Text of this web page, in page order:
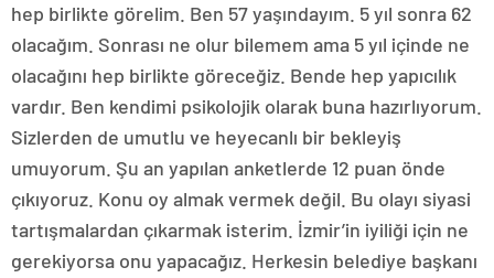
hep birlikte görelim. Ben 57 yaşındayım. 5 yıl sonra 62
olacağım. Sonrası ne olur bilemem ama 5 yıl içinde ne
olacağını hep birlikte göreceğiz. Bende hep yapıcılık
vardır. Ben kendimi psikolojik olarak buna hazırlıyorum.
Sizlerden de umutlu ve heyecanlı bir bekleyiş
umuyorum. Şu an yapılan anketlerde 12 puan önde
çıkıyoruz. Konu oy almak vermek değil. Bu olayı siyasi
tartışmalardan çıkarmak isterim. İzmir’in iyiliği için ne
gerekiyorsa onu yapacağız. Herkesin belediye başkanı